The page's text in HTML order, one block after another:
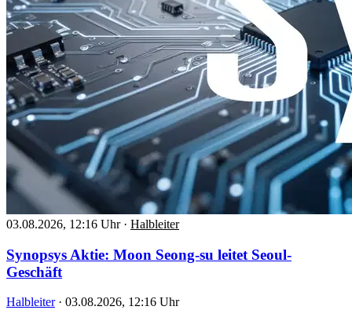
03.08.2026, 12:16 Uhr · Halbleiter
Synopsys Aktie: Moon Seong-su leitet Seoul-
Geschäft
Halbleiter · 03.08.2026, 12:16 Uhr